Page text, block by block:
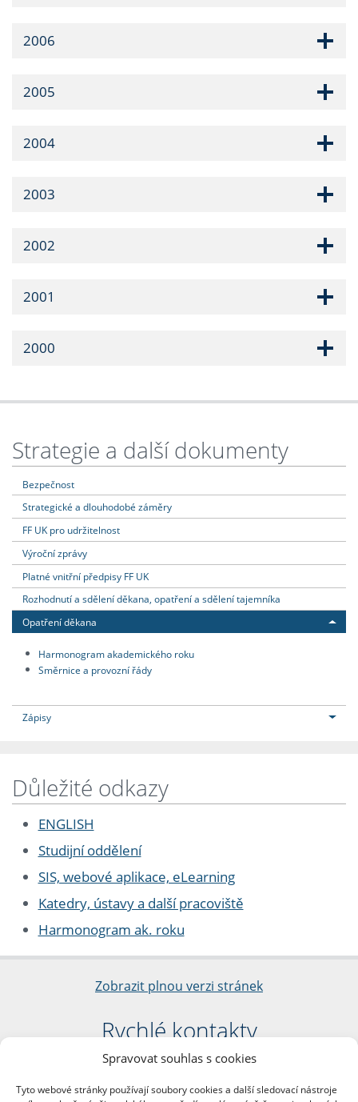
Spravovat souhlas s cookies
Tyto webové stránky používají soubory cookies a další sledovací nástroje
2006
2005
2004
2003
2002
2001
2000
Strategie a další dokumenty
Bezpečnost
Strategické a dlouhodobé záměry
FF UK pro udržitelnost
Výroční zprávy
Platné vnitřní předpisy FF UK
Rozhodnutí a sdělení děkana, opatření a sdělení tajemníka
Opatření děkana
Harmonogram akademického roku
Směrnice a provozní řády
Zápisy
Důležité odkazy
ENGLISH
Studijní oddělení
SIS, webové aplikace, eLearning
Katedry, ústavy a další pracoviště
Harmonogram ak. roku
Zobrazit plnou verzi stránek
Rychlé kontakty
Filozofická fakulta
nám. Jana Palacha 1/2